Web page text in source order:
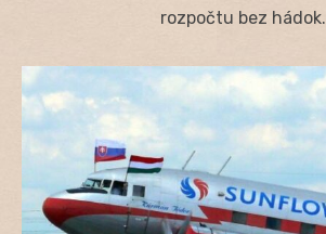
rozpočtu bez hádok.